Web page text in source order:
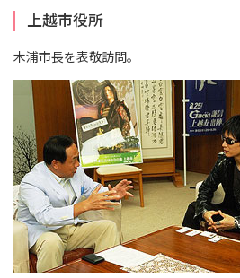
上越市役所
木浦市長を表敬訪問。